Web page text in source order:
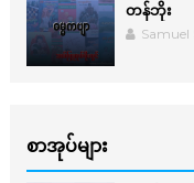
တန်ဘိုး
Samuel
စာအုပ်များ